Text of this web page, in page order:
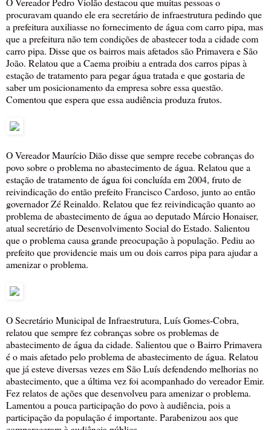
procuravam quando ele era secretário de infraestrutura pedindo que
a prefeitura auxiliasse no fornecimento de água com carro pipa, mas
que a prefeitura não tem condições de abastecer toda a cidade com
carro pipa. Disse que os bairros mais afetados são Primavera e São
João. Relatou que a Caema proibiu a entrada dos carros pipas à
estação de tratamento para pegar água tratada e que gostaria de
saber um posicionamento da empresa sobre essa questão.
Comentou que espera que essa audiência produza frutos.
O Vereador Maurício Dião disse que sempre recebe cobranças do
povo sobre o problema no abastecimento de água. Relatou que a
estação de tratamento de água foi concluída em 2004, fruto de
reivindicação do então prefeito Francisco Cardoso, junto ao então
governador Zé Reinaldo. Relatou que fez reivindicação quanto ao
problema de abastecimento de água ao deputado Márcio Honaiser,
atual secretário de Desenvolvimento Social do Estado. Salientou
que o problema causa grande preocupação à população. Pediu ao
prefeito que providencie mais um ou dois carros pipa para ajudar a
amenizar o problema.
O Secretário Municipal de Infraestrutura, Luís Gomes-Cobra,
relatou que sempre fez cobranças sobre os problemas de
abastecimento de água da cidade. Salientou que o Bairro Primavera
é o mais afetado pelo problema de abastecimento de água. Relatou
que já esteve diversas vezes em São Luís defendendo melhorias no
abastecimento, que a última vez foi acompanhado do vereador Emir.
Fez relatos de ações que desenvolveu para amenizar o problema.
Lamentou a pouca participação do povo à audiência, pois a
participação da população é importante. Parabenizou aos que